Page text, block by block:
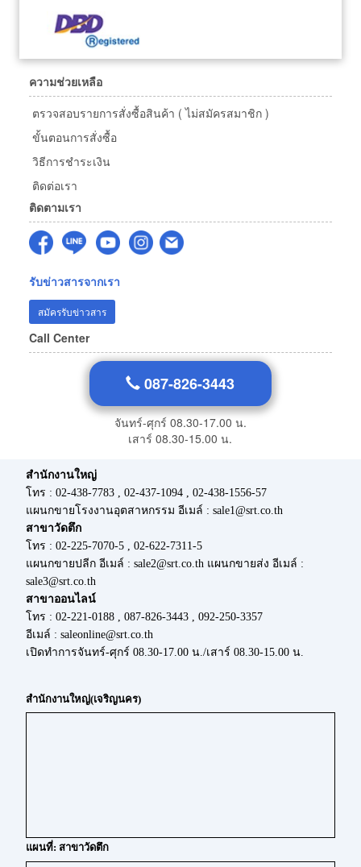
ความช่วยเหลือ
ตรวจสอบรายการสั่งซื้อสินค้า ( ไม่สมัครสมาชิก )
ขั้นตอนการสั่งซื้อ
วิธีการชำระเงิน
ติดต่อเรา
ติดตามเรา
รับข่าวสารจากเรา
สมัครรับข่าวสาร
Call Center
087-826-3443
จันทร์-ศุกร์ 08.30-17.00 น.
เสาร์ 08.30-15.00 น.
สำนักงานใหญ่
โทร : 02-438-7783 , 02-437-1094 , 02-438-1556-57
แผนกขายโรงงานอุตสาหกรรม อีเมล์ : sale1@srt.co.th
สาขาวัดตึก
โทร : 02-225-7070-5 , 02-622-7311-5
แผนกขายปลีก อีเมล์ : sale2@srt.co.th แผนกขายส่ง อีเมล์ :
sale3@srt.co.th
สาขาออนไลน์
โทร : 02-221-0188 , 087-826-3443 , 092-250-3357
อีเมล์ : saleonline@srt.co.th
เปิดทำการจันทร์-ศุกร์ 08.30-17.00 น./เสาร์ 08.30-15.00 น.
สำนักงานใหญ่(เจริญนคร)
แผนที่: สาขาวัดตึก